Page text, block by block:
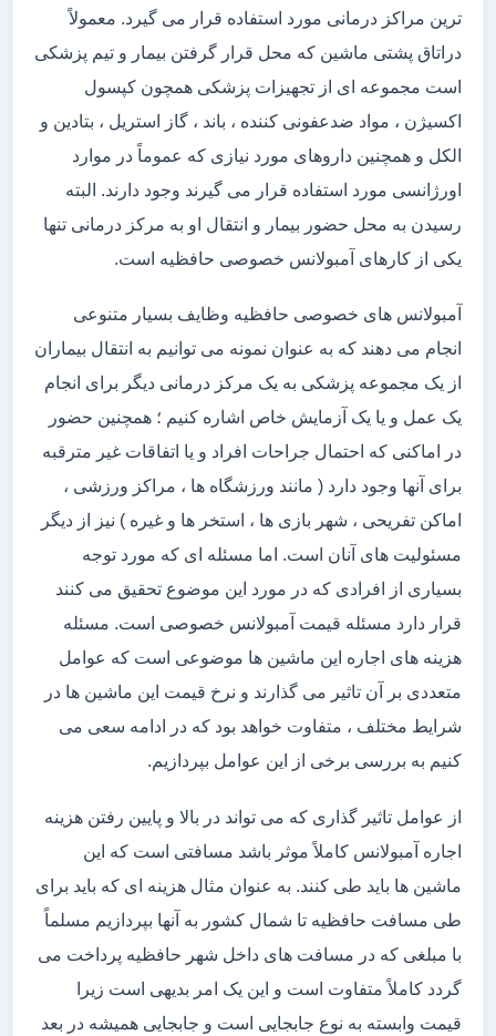
ترین مراکز درمانی مورد استفاده قرار می گیرد. معمولاً
دراتاق پشتی ماشین که محل قرار گرفتن بیمار و تیم پزشکی
است مجموعه ای از تجهیزات پزشکی همچون کپسول
اکسیژن ، مواد ضدعفونی کننده ، باند ، گاز استریل ، بتادین و
الکل و همچنین داروهای مورد نیازی که عموماً در موارد
اورژانسی مورد استفاده قرار می گیرند وجود دارند. البته
رسیدن به محل حضور بیمار و انتقال او به مرکز درمانی تنها
یکی از کارهای آمبولانس خصوصی حافظیه است.
آمبولانس های خصوصی حافظیه وظایف بسیار متنوعی
انجام می دهند که به عنوان نمونه می توانیم به انتقال بیماران
از یک مجموعه پزشکی به یک مرکز درمانی دیگر برای انجام
یک عمل و یا یک آزمایش خاص اشاره کنیم ؛ همچنین حضور
در اماکنی که احتمال جراحات افراد و یا اتفاقات غیر مترقبه
برای آنها وجود دارد ( مانند ورزشگاه ها ، مراکز ورزشی ،
اماکن تفریحی ، شهر بازی ها ، استخر ها و غیره ) نیز از دیگر
مسئولیت های آنان است. اما مسئله ای که مورد توجه
بسیاری از افرادی که در مورد این موضوع تحقیق می کنند
قرار دارد مسئله قیمت آمبولانس خصوصی است. مسئله
هزینه های اجاره این ماشین ها موضوعی است که عوامل
متعددی بر آن تاثیر می گذارند و نرخ قیمت این ماشین ها در
شرایط مختلف ، متفاوت خواهد بود که در ادامه سعی می
کنیم به بررسی برخی از این عوامل بپردازیم.
از عوامل تاثیر گذاری که می تواند در بالا و پایین رفتن هزینه
اجاره آمبولانس کاملاً موثر باشد مسافتی است که این
ماشین ها باید طی کنند. به عنوان مثال هزینه ای که باید برای
طی مسافت حافظیه تا شمال کشور به آنها بپردازیم مسلماً
با مبلغی که در مسافت های داخل شهر حافظیه پرداخت می
گردد کاملاً متفاوت است و این یک امر بدیهی است زیرا
قیمت وابسته به نوع جابجایی است و جابجایی همیشه در بعد